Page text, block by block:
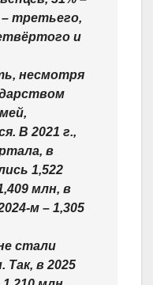
– третьего,
и
несмотря
В 2021 г.,
в
1,522
млн, в
м – 1,305
стали
Так, в 2025